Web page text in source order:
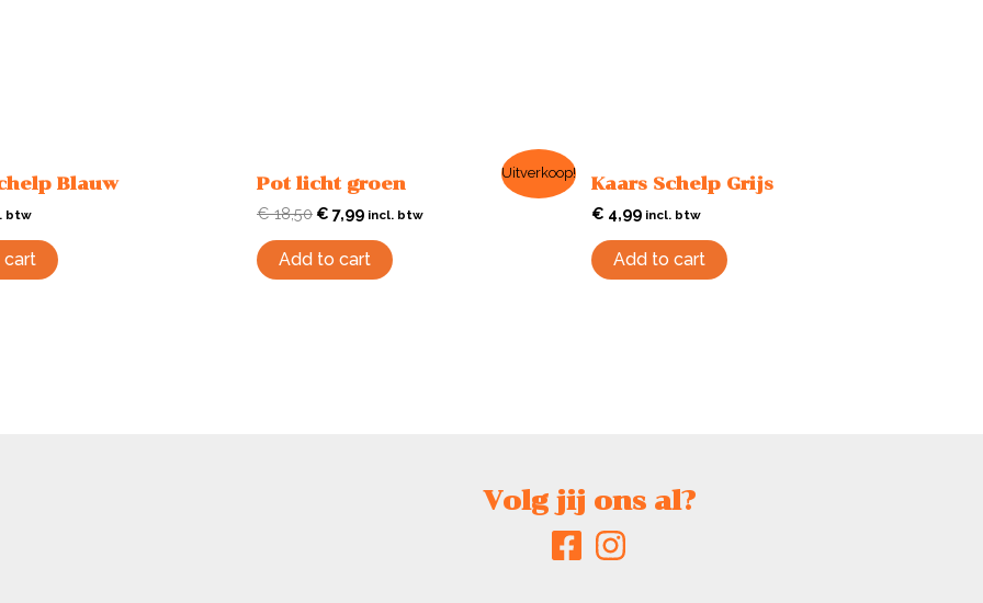
Blauw
btw
cart
Uitverkoop!
Pot licht groen
€18,50 € 7,99 incl. btw
Add to cart
Kaars Schelp Grijs
€ 4,99 incl. btw
Add to cart
Volg jij ons al?